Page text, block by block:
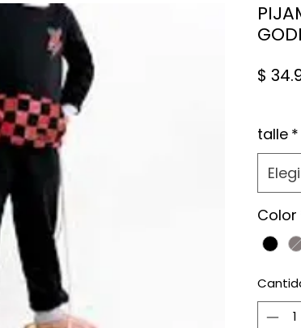
$
talle *
Color